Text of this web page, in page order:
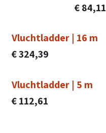
€84,11
Vluchtladder | 16 m
€324,39
Vluchtladder | 5 m
€112,61